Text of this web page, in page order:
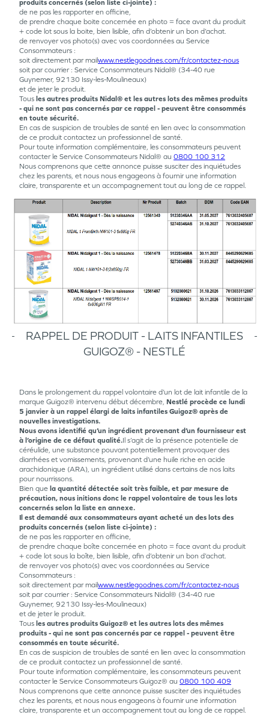
produits concernés (selon liste ci-jointe) :
de ne pas les rapporter en officine,
de prendre chaque boite concernée en photo = face avant du produit
+ code lot sous la boite, bien lisible, afin d’obtenir un bon d’achat.
de renvoyer vos photo(s) avec vos coordonnées au Service
Consommateurs :
soit directement par mailwww.nestlegoodnes.com/fr/contactez-nous
soit par courrier : Service Consommateurs Nidal® (34-40 rue
Guynemer, 92130 Issy-les-Moulineaux)
et de jeter le produit.
Tous les autres produits Nidal® et les autres lots des mêmes produits
- qui ne sont pas concernés par ce rappel - peuvent être consommés
en toute sécurité.
En cas de suspicion de troubles de santé en lien avec la consommation
de ce produit contactez un professionnel de santé.
Pour toute information complémentaire, les consommateurs peuvent
contacter le Service Consommateurs Nidal® au 0800 100 312
Nous comprenons que cette annonce puisse susciter des inquiétudes
chez les parents, et nous nous engageons à fournir une information
claire, transparente et un accompagnement tout au long de ce rappel.
RAPPEL DE PRODUIT - LAITS INFANTILES
GUIGOZ® - NESTLÉ
Dans le prolongement du rappel volontaire d’un lot de lait infantile de la
marque Guigoz® intervenu début décembre, Nestlé procède ce lundi
5 janvier à un rappel élargi de laits infantiles Guigoz® après de
nouvelles investigations.
Nous avons identifié qu’un ingrédient provenant d’un fournisseur est
à l’origine de ce défaut qualité.Il s’agit de la présence potentielle de
céréulide, une substance pouvant potentiellement provoquer des
diarrhées et vomissements, provenant d’une huile riche en acide
arachidonique (ARA), un ingrédient utilisé dans certains de nos laits
pour nourrissons.
Bien que la quantité détectée soit très faible, et par mesure de
précaution, nous initions donc le rappel volontaire de tous les lots
concernés selon la liste en annexe.
Il est demandé aux consommateurs ayant acheté un des lots des
produits concernés (selon liste ci-jointe) :
de ne pas les rapporter en officine,
de prendre chaque boîte concernée en photo = face avant du produit
+ code lot sous la boîte, bien lisible, afin d’obtenir un bon d’achat.
de renvoyer vos photo(s) avec vos coordonnées au Service
Consommateurs :
soit directement par mailwww.nestlegoodnes.com/fr/contactez-nous
soit par courrier : Service Consommateurs Nidal® (34-40 rue
Guynemer, 92130 Issy-les-Moulineaux)
et de jeter le produit.
Tous les autres produits Guigoz® et les autres lots des mêmes
produits - qui ne sont pas concernés par ce rappel - peuvent être
consommés en toute sécurité.
En cas de suspicion de troubles de santé en lien avec la consommation
de ce produit contactez un professionnel de santé.
Pour toute information complémentaire, les consommateurs peuvent
contacter le Service Consommateurs Guigoz® au 0800 100 409
Nous comprenons que cette annonce puisse susciter des inquiétudes
chez les parents, et nous nous engageons à fournir une information
claire, transparente et un accompagnement tout au long de ce rappel.